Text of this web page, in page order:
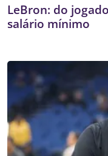
LeBron: do
salário mínimo